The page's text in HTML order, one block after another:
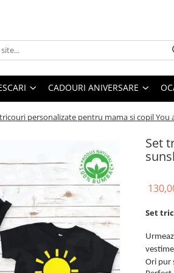
CADOURI ANIVERSARE
personalizate pentru mama si copil You
Set
Set
Ori pur